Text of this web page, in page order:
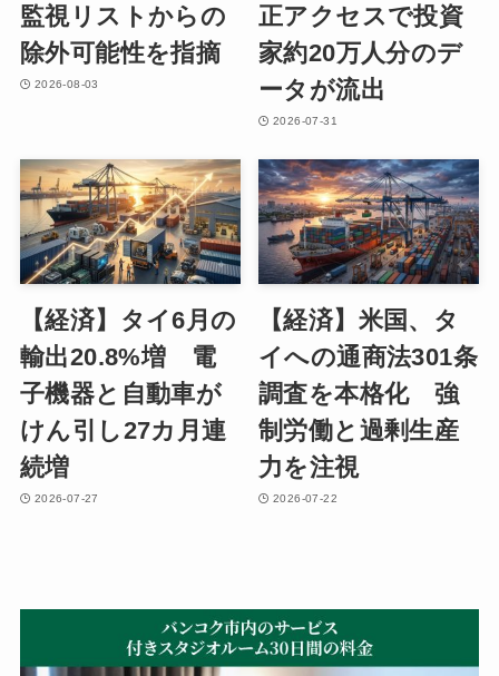
監視リストからの
除外可能性を指摘
2026-08-03
正アクセスで投資
家約20万人分のデ
ータが流出
2026-07-31
【経済】タイ6月の
輸出20.8%増 電
子機器と自動車が
けん引し27カ月連
続増
2026-07-27
【経済】米国、タ
イへの通商法301条
調査を本格化 強
制労働と過剰生産
力を注視
2026-07-22